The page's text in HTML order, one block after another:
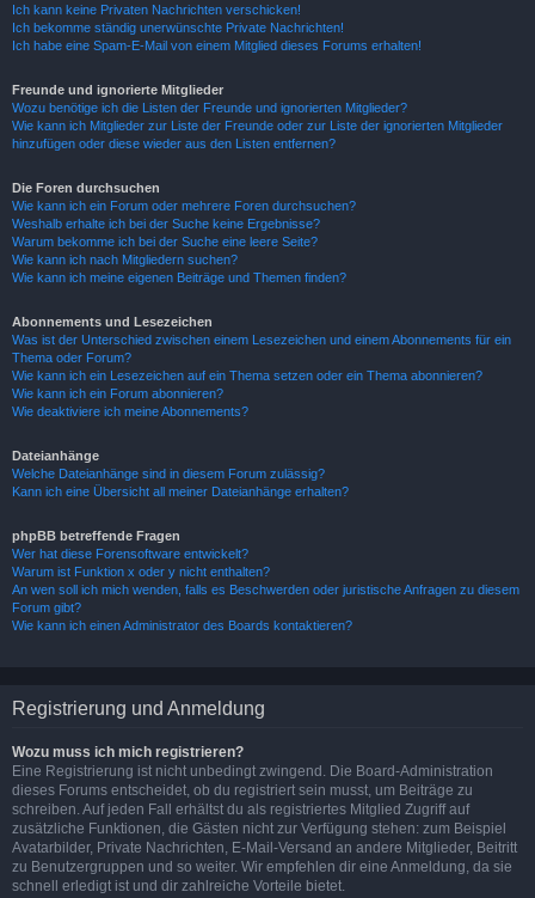
Ich kann keine Privaten Nachrichten verschicken!
Ich bekomme ständig unerwünschte Private Nachrichten!
Ich habe eine Spam-E-Mail von einem Mitglied dieses Forums erhalten!
Freunde und ignorierte Mitglieder
Wozu benötige ich die Listen der Freunde und ignorierten Mitglieder?
Wie kann ich Mitglieder zur Liste der Freunde oder zur Liste der ignorierten Mitglieder
hinzufügen oder diese wieder aus den Listen entfernen?
Die Foren durchsuchen
Wie kann ich ein Forum oder mehrere Foren durchsuchen?
Weshalb erhalte ich bei der Suche keine Ergebnisse?
Warum bekomme ich bei der Suche eine leere Seite?
Wie kann ich nach Mitgliedern suchen?
Wie kann ich meine eigenen Beiträge und Themen finden?
Abonnements und Lesezeichen
Was ist der Unterschied zwischen einem Lesezeichen und einem Abonnements für ein
Thema oder Forum?
Wie kann ich ein Lesezeichen auf ein Thema setzen oder ein Thema abonnieren?
Wie kann ich ein Forum abonnieren?
Wie deaktiviere ich meine Abonnements?
Dateianhänge
Welche Dateianhänge sind in diesem Forum zulässig?
Kann ich eine Übersicht all meiner Dateianhänge erhalten?
phpBB betreffende Fragen
Wer hat diese Forensoftware entwickelt?
Warum ist Funktion x oder y nicht enthalten?
An wen soll ich mich wenden, falls es Beschwerden oder juristische Anfragen zu diesem
Forum gibt?
Wie kann ich einen Administrator des Boards kontaktieren?
Registrierung und Anmeldung
Wozu muss ich mich registrieren?
Eine Registrierung ist nicht unbedingt zwingend. Die Board-Administration
dieses Forums entscheidet, ob du registriert sein musst, um Beiträge zu
schreiben. Auf jeden Fall erhältst du als registriertes Mitglied Zugriff auf
zusätzliche Funktionen, die Gästen nicht zur Verfügung stehen: zum Beispiel
Avatarbilder, Private Nachrichten, E-Mail-Versand an andere Mitglieder, Beitritt
zu Benutzergruppen und so weiter. Wir empfehlen dir eine Anmeldung, da sie
schnell erledigt ist und dir zahlreiche Vorteile bietet.